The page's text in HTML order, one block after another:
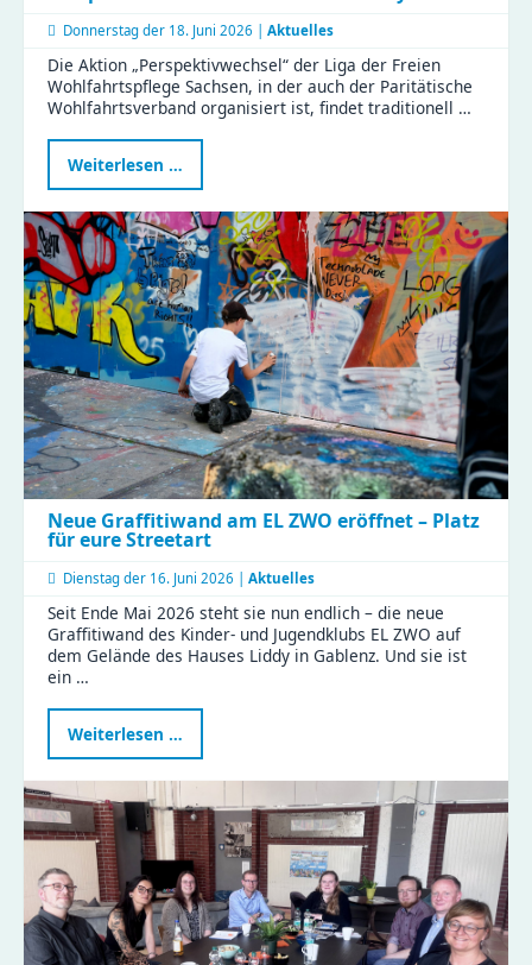
Donnerstag der 18. Juni 2026 | Aktuelles
Die Aktion „Perspektivwechsel“ der Liga der Freien
Wohlfahrtspflege Sachsen, in der auch der Paritätische
Wohlfahrtsverband organisiert ist, findet traditionell …
Weiterlesen …
2026
im
Haus
Liddy
Neue Graffitiwand am EL ZWO eröffnet – Platz
für eure Streetart
Dienstag der 16. Juni 2026 | Aktuelles
Seit Ende Mai 2026 steht sie nun endlich – die neue
Graffitiwand des Kinder- und Jugendklubs EL ZWO auf
dem Gelände des Hauses Liddy in Gablenz. Und sie ist
ein …
Weiterlesen …
Graffitiwand
am
ZWO
eröffnet
–
Platz
für
eure
Streetart